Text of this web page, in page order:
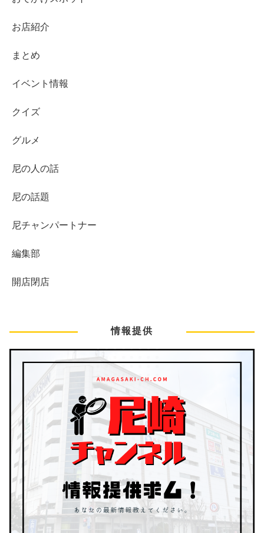
お店紹介
まとめ
イベント情報
クイズ
グルメ
尼の人の話
尼の話題
尼チャンパートナー
編集部
開店閉店
情報提供